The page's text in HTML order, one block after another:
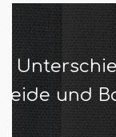
und Rohr